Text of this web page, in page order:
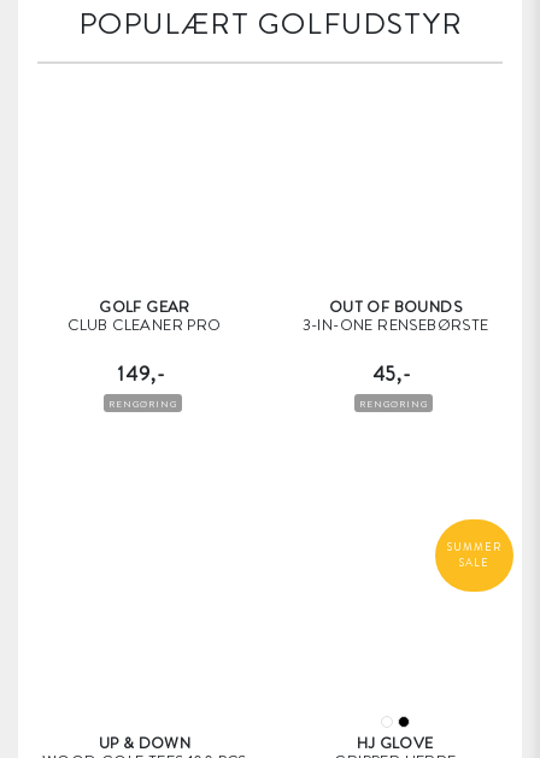
POPULÆRT GOLFUDSTYR
GOLF GEAR
CLUB CLEANER PRO
149,-
RENGØRING
OUT OF BOUNDS
3-IN-ONE RENSEBØRSTE
45,-
RENGØRING
UP & DOWN
SUMMER
SALE
HJ GLOVE